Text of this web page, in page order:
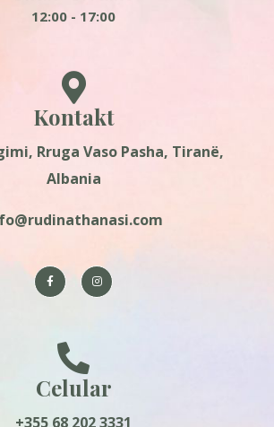
12:00 - 17:00
Kontakt
Rruga Vaso Pasha, Tiranë,
Albania
Celular
+355 68 202 3331